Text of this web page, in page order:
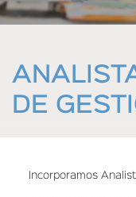
DE
Incorporamos